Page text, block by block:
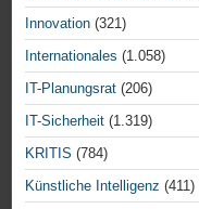
Innovation (321)
Internationales (1.058)
IT-Planungsrat (206)
IT-Sicherheit (1.319)
KRITIS (784)
Künstliche Intelligenz (411)